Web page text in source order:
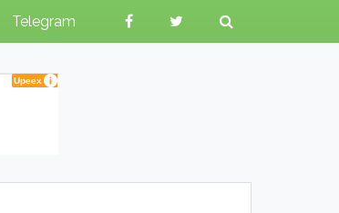
Telegram